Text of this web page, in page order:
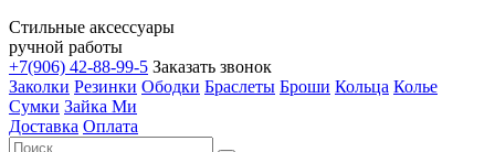
Стильные аксессуары
ручной работы
+7(906) 42-88-99-5 Заказать звонок
Заколки Резинки Ободки Браслеты Броши Кольца Колье
Сумки Зайка Ми
Доставка Оплата